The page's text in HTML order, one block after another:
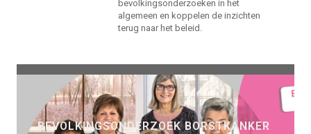
bevolkingsonderzoeken in het
algemeen en koppelen de inzichten
terug naar het beleid.
BEVOLKINGSONDERZOEKBORSTKANKER